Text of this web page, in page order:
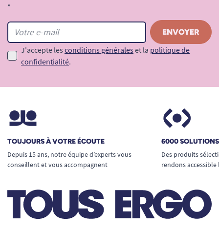
*
J'accepte les conditions générales et la politique de
confidentialité.
TOUJOURS À VOTRE ÉCOUTE
Depuis 15 ans, notre équipe d’experts vous
conseillent et vous accompagnent
6000
Des produits
rendons